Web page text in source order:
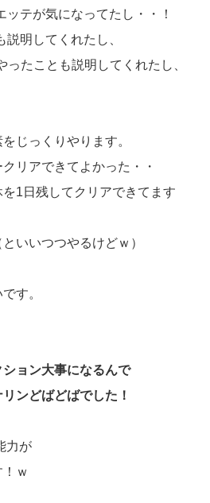
テが気になってたし・・！
明してくれたし、
たことも説明してくれたし、
じっくりやります。
リアできてよかった・・
1日残してクリアできてます
いいつつやるけどｗ）
す。
ョン大事になるんで
ンどばどばでした！
力が
ｗ